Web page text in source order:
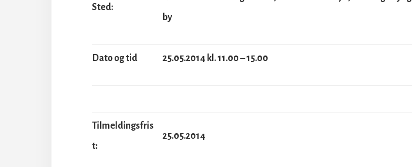
Sted:
by
Dato og tid 25.05.2014 kl. 11.00 – 15.00
Tilmeldingsfris
t:
25.05.2014